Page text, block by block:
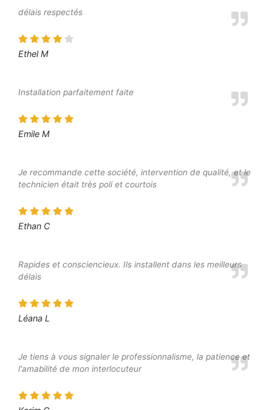
délais respectés
Ethel M
Installation parfaitement faite
Emile M
Je recommande cette société, intervention de qualité, et le
technicien était très poli et courtois
Ethan C
Rapides et consciencieux. Ils installent dans les meilleurs
délais
Léana L
Je tiens à vous signaler le professionnalisme, la patience et
l'amabilité de mon interlocuteur